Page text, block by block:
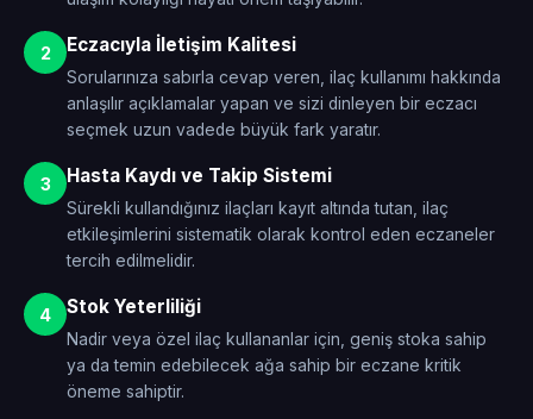
2 Eczacıyla İletişim Kalitesi
Sorularınıza sabırla cevap veren, ilaç kullanımı hakkında
anlaşılır açıklamalar yapan ve sizi dinleyen bir eczacı
seçmek uzun vadede büyük fark yaratır.
3 Hasta Kaydı ve Takip Sistemi
Sürekli kullandığınız ilaçları kayıt altında tutan, ilaç
etkileşimlerini sistematik olarak kontrol eden eczaneler
tercih edilmelidir.
4 Stok Yeterliliği
Nadir veya özel ilaç kullananlar için, geniş stoka sahip
ya da temin edebilecek ağa sahip bir eczane kritik
öneme sahiptir.